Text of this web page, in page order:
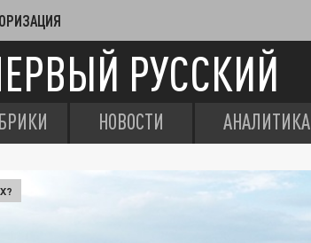
РУССКИЙ
НОВОСТИ АНАЛИТИКА